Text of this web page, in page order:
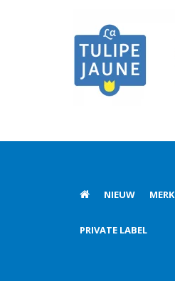
NIEUW
PRIVATE LABEL